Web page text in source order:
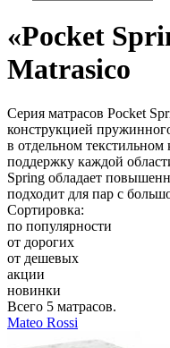
«Pocket
Matrasico
Серия матрасов Pocket
конструкцией
в отдельном текстильном
поддержку каждой
Spring обладает
подходит для пар с
Сортировка:
по популярности
от дорогих
от дешевых
акции
новинки
Всего 5 матрасов.
Mateo Rossi